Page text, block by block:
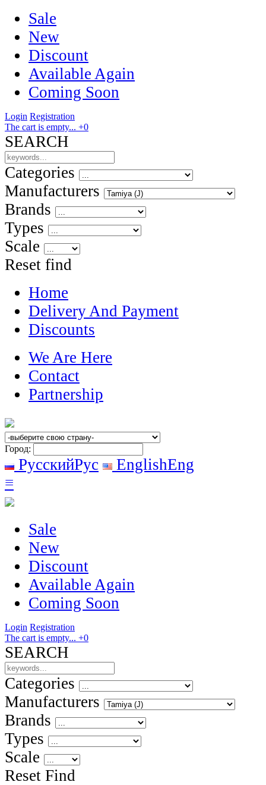
Sale
New
Discount
Available Again
Coming Soon
Login Registration
The cart is empty... +0
SEARCH
Categories
Manufacturers
Brands
Types
Scale
Reset find
Home
Delivery And Payment
Discounts
We Are Here
Contact
Partnership
Город:
РусскийРус EnglishEng
≡
Sale
New
Discount
Available Again
Coming Soon
Login Registration
The cart is empty... +0
SEARCH
Categories
Manufacturers
Brands
Types
Scale
Reset Find